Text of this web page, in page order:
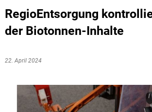
RegioEntsorgung
der Biotonnen-Inhalte
22. April 2024